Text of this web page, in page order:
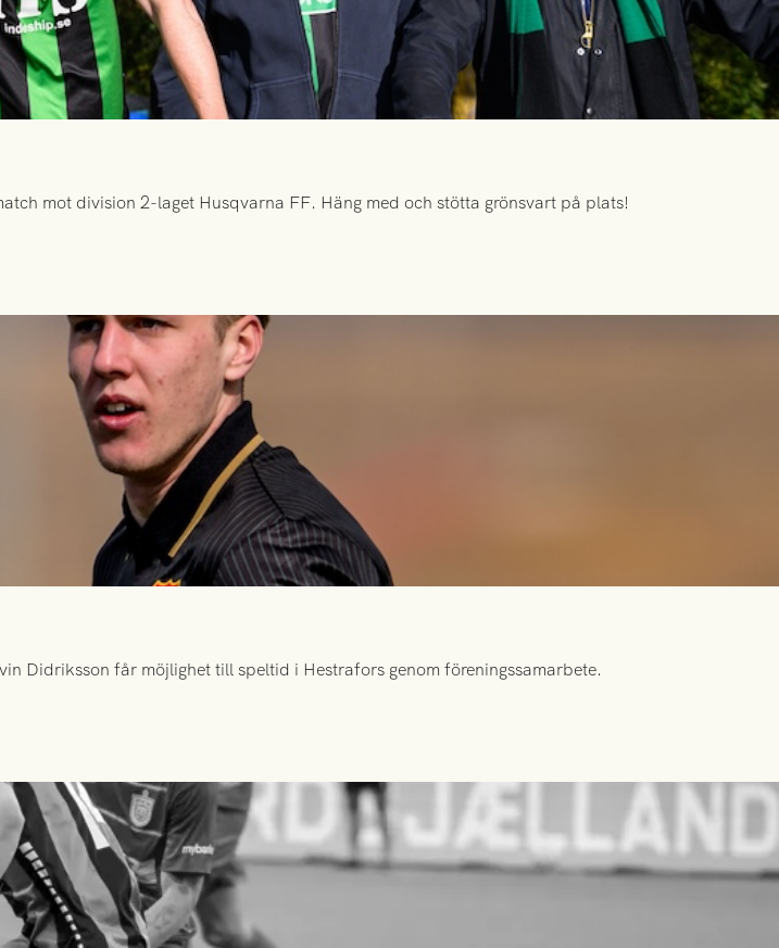
mot division 2-laget Husqvarna FF. Häng med och stötta grönsvart på plats!
Didriksson får möjlighet till speltid i Hestrafors genom föreningssamarbete.